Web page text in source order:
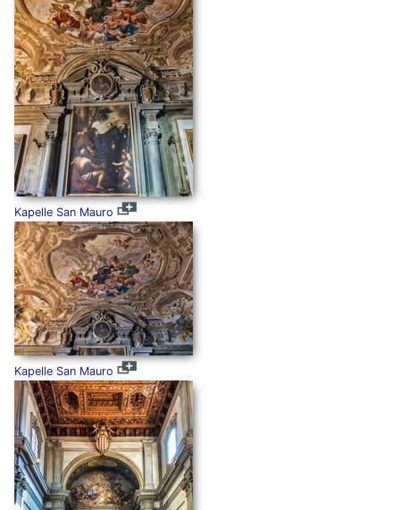
Kapelle San Mauro
Kapelle San Mauro